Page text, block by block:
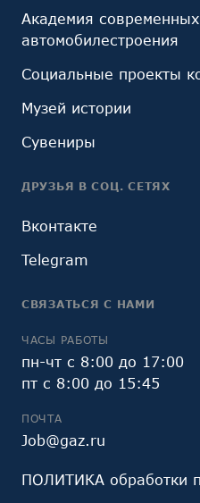
Академия современных
автомобилестроения
Социальные проекты
Музей истории
Сувениры
ДРУЗЬЯ В СОЦ. СЕТЯХ
Вконтакте
Telegram
СВЯЗАТЬСЯ С НАМИ
ЧАСЫ РАБОТЫ
пн-чт с 8:00 до 17:00
пт с 8:00 до 15:45
ПОЧТА
Job@gaz.ru
ПОЛИТИКА обработки